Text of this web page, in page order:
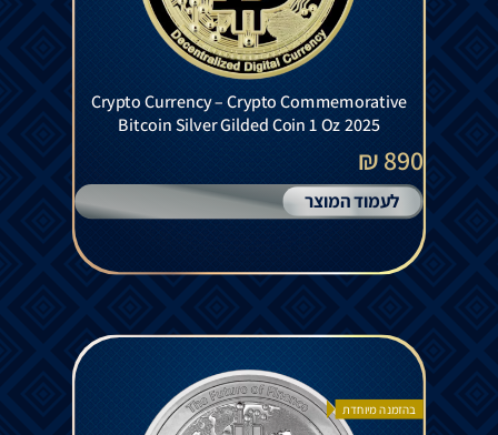
Crypto Currency – Crypto Commemorative
Bitcoin Silver Gilded Coin 1 Oz 2025
890 ₪
לעמוד המוצר
בהזמנה מיוחדת